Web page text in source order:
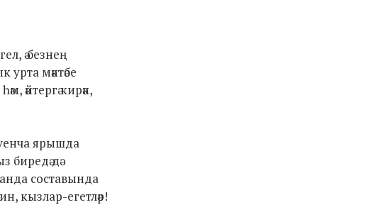
ә безнең
мәктәбе
әйтергә кирәк,
ярышда
дә
составында
кызлар-егетләр!